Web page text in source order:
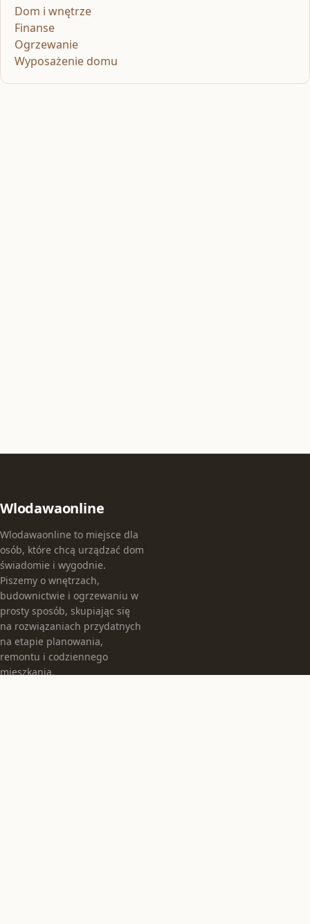
Dom i wnętrze
Finanse
Ogrzewanie
Wyposażenie domu
Wlodawaonline
Wlodawaonline to miejsce dla
osób, które chcą urządzać dom
świadomie i wygodnie.
Piszemy o wnętrzach,
budownictwie i ogrzewaniu w
prosty sposób, skupiając się
na rozwiązaniach przydatnych
na etapie planowania,
remontu i codziennego
mieszkania.